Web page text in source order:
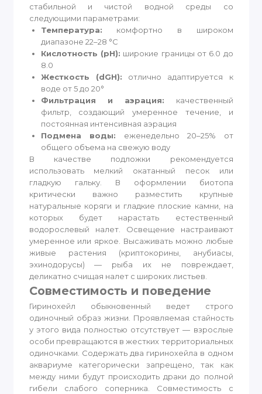
стабильной и чистой водной среды со
следующими параметрами:
Температура: комфортно в широком
диапазоне 22–28 °C
Кислотность (pH): широкие границы от 6.0 до
8.0
Жесткость (dGH): отлично адаптируется к
воде от 5 до 20°
Фильтрация и аэрация: качественный
фильтр, создающий умеренное течение, и
постоянная интенсивная аэрация
Подмена воды: еженедельно 20–25% от
общего объема на свежую воду
В качестве подложки рекомендуется
использовать мелкий окатанный песок или
гладкую гальку. В оформлении биотопа
критически важно разместить крупные
натуральные коряги и гладкие плоские камни, на
которых будет нарастать естественный
водорослевый налет. Освещение настраивают
умеренное или яркое. Высаживать можно любые
живые растения (криптокорины, анубиасы,
эхинодорусы) — рыба их не повреждает,
деликатно счищая налет с широких листьев.
Совместимость и поведение
Гиринохейл обыкновенный ведет строго
одиночный образ жизни. Проявляемая стайность
у этого вида полностью отсутствует — взрослые
особи превращаются в жестких территориальных
одиночками. Содержать два гиринохейла в одном
аквариуме категорически запрещено, так как
между ними будут происходить драки до полной
гибели слабого соперника. Совместимость с